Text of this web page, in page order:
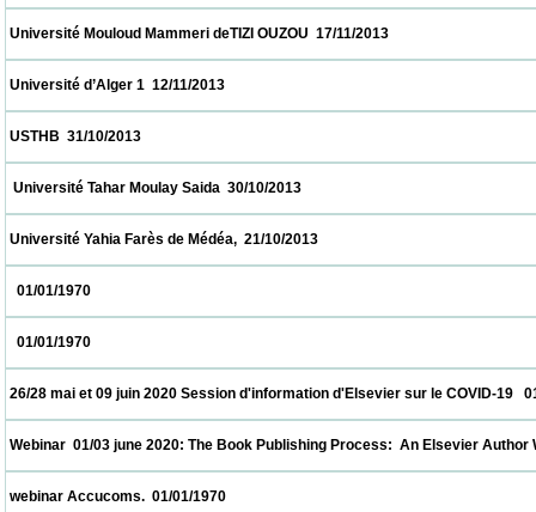
Université Mouloud Mammeri deTIZI OUZOU  17/11/2013
Université d’Alger 1  12/11/2013
USTHB  31/10/2013
Université Tahar Moulay Saida  30/10/2013
Université Yahia Farès de Médéa,  21/10/2013
01/01/1970
01/01/1970
26/28 mai et 09 juin 2020 Session d'information d'Elsevier sur le
Webinar  01/03 june 2020: The Book Publishing Process:  An
webinar Accucoms.  01/01/1970